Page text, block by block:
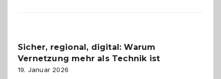
ein
dreifaches
Alaaf!
Sicher, regional, digital: Warum
Vernetzung mehr als Technik ist
19. Januar 2026